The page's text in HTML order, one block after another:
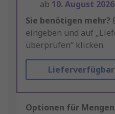
ab 10. August 2026
Sie benötigen mehr?
eingeben und auf
überprüfen“ klicken.
Optionen für